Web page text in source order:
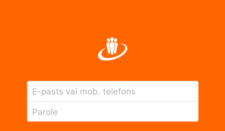
E-pasts vai mob. telefons
Parole